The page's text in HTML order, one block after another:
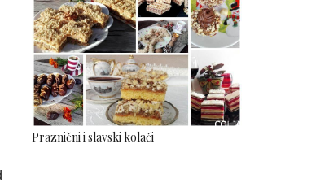
Praznični i slavski kolači